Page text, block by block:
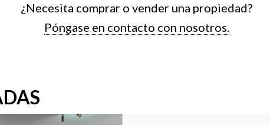
¿Necesita comprar o vender una propiedad?
Póngase en contacto con nosotros.